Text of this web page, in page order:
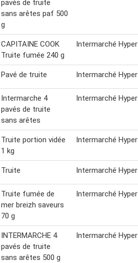
pavés de truite
sans arêtes paf 500
g
CAPITAINE COOK
Truite fumée 240 g
Intermarché Hyper
Pavé de truite Intermarché Hyper
Intermarche 4
pavés de truite
sans arêtes
Intermarché Hyper
Truite portion vidée
1 kg
Intermarché Hyper
Truite Intermarché Hyper
Truite fumée de
mer breizh saveurs
70 g
Intermarché Hyper
INTERMARCHE 4
pavés de truite
sans arêtes 500 g
Intermarché Hyper